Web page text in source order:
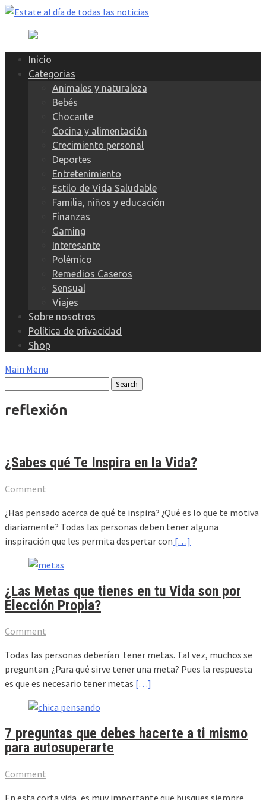
Skip
content
Inicio
Categorias
Animales y naturaleza
Bebés
Chocante
Cocina y alimentación
Crecimiento personal
Deportes
Entretenimiento
Estilo de Vida Saludable
Familia, niños y educación
Finanzas
Gaming
Interesante
Polémico
Remedios Caseros
Sensual
Viajes
Sobre nosotros
Política de privacidad
Shop
Main Menu
reflexión
¿Sabes qué Te Inspira en la Vida?
Comment
¿Has pensado acerca de qué te inspira? ¿Qué es lo que te motiva
diariamente? Todas las personas deben tener alguna
inspiración que les permita despertar con […]
¿Las Metas que tienes en tu Vida son por
Elección Propia?
Comment
Todas las personas deberían tener metas. Tal vez, muchos se
preguntan. ¿Para qué sirve tener una meta? Pues la respuesta
es que es necesario tener metas […]
7 preguntas que debes hacerte a ti mismo
para autosuperarte
Comment